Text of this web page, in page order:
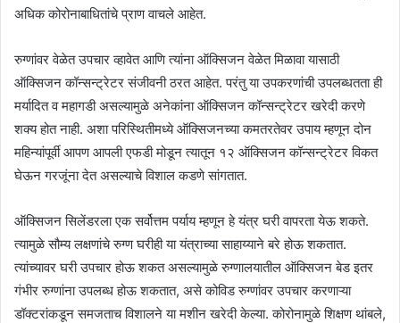
अधिक कोरोनाबाधितांचे प्राण वाचले आहेत.
रुग्णांवर वेळेत उपचार व्हावेत आणि त्यांना ऑक्सिजन वेळेत मिळावा यासाठी
ऑक्सिजन कॉन्सन्ट्रेटर संजीवनी ठरत आहेत. परंतु या उपकरणांची उपलब्धतता ही
मर्यादित व महागडी असल्यामुळे अनेकांना ऑक्सिजन कॉन्सन्ट्रेटर खरेदी करणे
शक्य होत नाही. अशा परिस्थितीमध्ये ऑक्सिजनच्या कमतरतेवर उपाय म्हणून दोन
महिन्यांपूर्वी आपण आपली एफडी मोडून त्यातून १२ ऑक्सिजन कॉन्सन्ट्रेटर विकत
घेऊन गरजूंना देत असल्याचे विशाल कडणे सांगतात.
ऑक्सिजन सिलेंडरला एक सर्वोत्तम पर्याय म्हणून हे यंत्र घरी वापरता येऊ शकते.
त्यामुळे सौम्य लक्षणांचे रुग्ण घरीही या यंत्राच्या साहाय्याने बरे होऊ शकतात.
त्यांच्यावर घरी उपचार होऊ शकत असल्यामुळे रुग्णालयातील ऑक्सिजन बेड इतर
गंभीर रुग्णांना उपलब्ध होऊ शकतात, असे कोविड रुग्णांवर उपचार करणाऱ्या
डॉक्टरांकडून समजताच विशालने या मशीन खरेदी केल्या. कोरोनामुळे शिक्षण थांबले,